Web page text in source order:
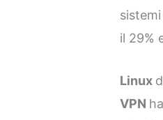
il 29%
Linux
VPN